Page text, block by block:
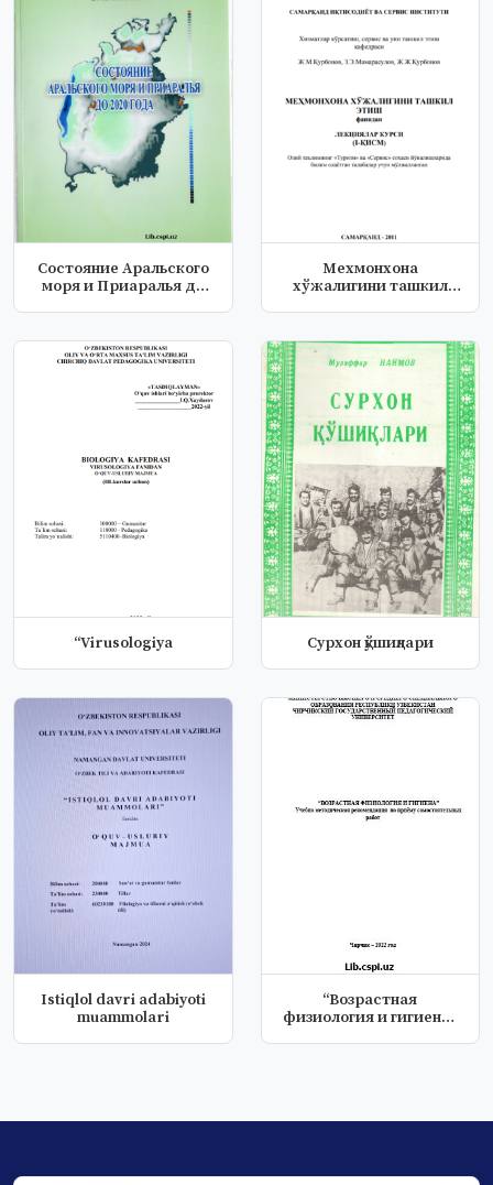
Состояние Аральского
моря и Приаралья до
Мехмонхона
хўжалигини ташкил
“Virusologiya Сурхон қўшиқлари
Istiqlol davri adabiyoti
muammolari
“Возрастная
физиология и гигиена”